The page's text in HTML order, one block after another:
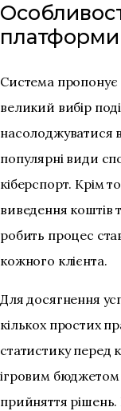
платформи
Система пропонує
великий вибір
насолоджуватися
популярні види
кіберспорт. Крім
виведення коштів
робить процес
кожного клієнта.
Для досягнення
кількох простих
статистику
ігровим бюджетом
прийняття